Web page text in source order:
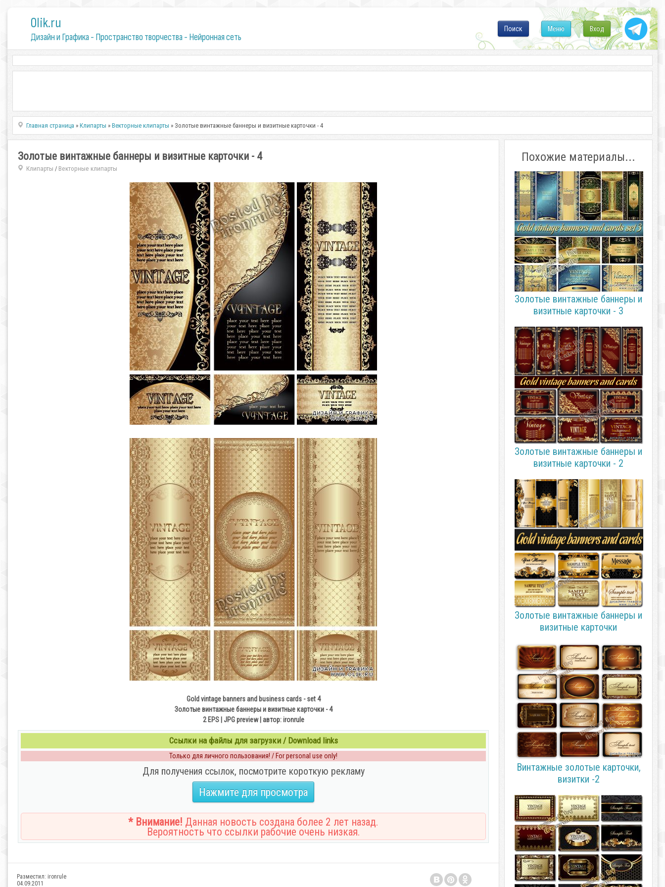
0lik.ru
Дизайн и Графика - Пространство творчества - Нейронная сеть
Вход
Меню
Поиск
Главная страница »Клипарты »Векторные клипарты » Золотые винтажные баннеры и визитные карточки - 4
Золотые винтажные баннеры и визитные карточки - 4
Клипарты / Векторные клипарты
Gold vintage banners and business cards - set 4
Золотые винтажные баннеры и визитные карточки - 4
2 EPS | JPG preview | автор: ironrule
Ссылки на файлы для загрузки / Download links
Только для личного пользования! / For personal use only!
Для получения ссылок, посмотрите короткую рекламу
Нажмите для просмотра
* Внимание! Данная новость создана более 2 лет назад.
Вероятность что ссылки рабочие очень низкая.
Разместил: ironrule
04.09.2011
Похожие материалы...
Золотые винтажные баннеры и
визитные карточки - 3
Золотые винтажные баннеры и
визитные карточки - 2
Золотые винтажные баннеры и
визитные карточки
Винтажные золотые карточки,
визитки -2